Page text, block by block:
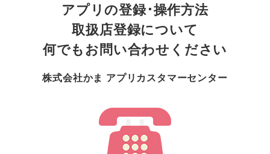
アプリの登録･操作方法
取扱店登録について
何でもお問い合わせください
株式会社かま アプリカスタマーセンター